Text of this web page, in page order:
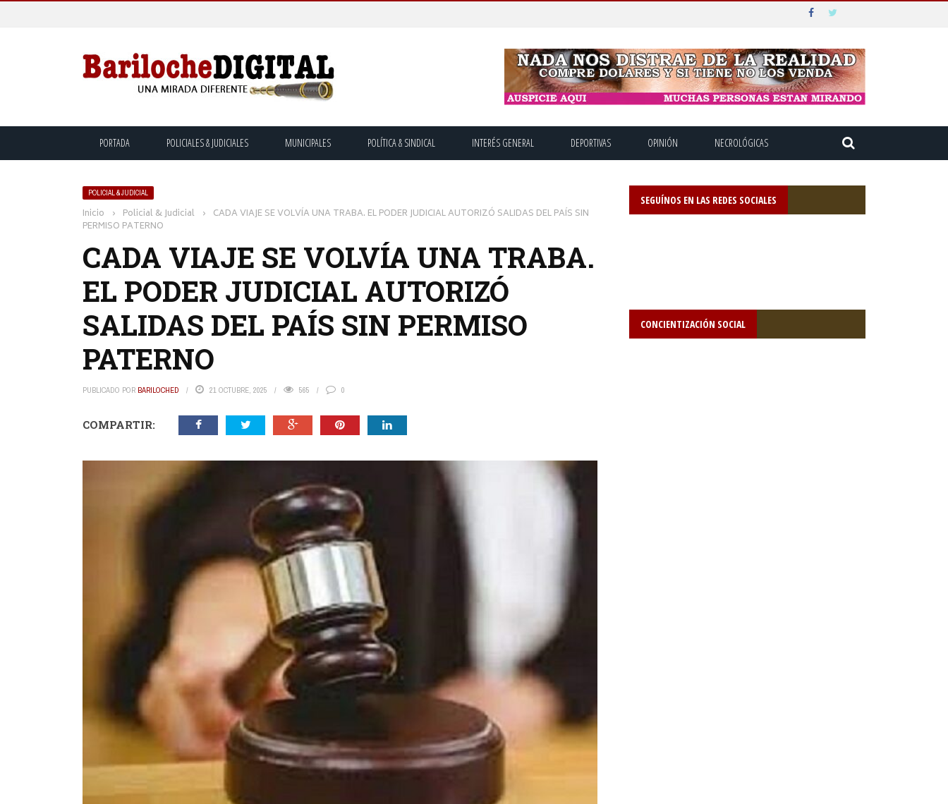
PORTADA POLICIALES & JUDICIALES MUNICIPALES POLÍTICA & SINDICAL INTERÉS GENERAL DEPORTIVAS OPINIÓN NECROLÓGICAS
POLICIAL & JUDICIAL
Inicio › Policial & Judicial › CADA VIAJE SE VOLVÍA UNA TRABA. EL PODER JUDICIAL AUTORIZÓ SALIDAS DEL PAÍS SIN
PERMISO PATERNO
CADA VIAJE SE VOLVÍA UNA TRABA.
EL PODER JUDICIAL AUTORIZÓ
SALIDAS DEL PAÍS SIN PERMISO
PATERNO
PUBLICADO POR BARILOCHED 21 OCTUBRE, 2025 565 0
COMPARTIR:
SEGUÍNOS EN LAS REDES SOCIALES
CONCIENTIZACIÓN SOCIAL